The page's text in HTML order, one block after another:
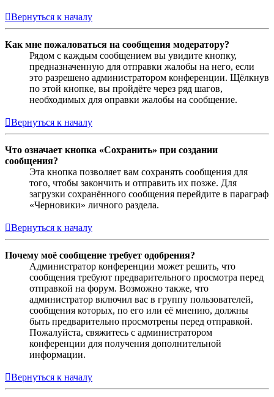
Вернуться к началу
Как мне пожаловаться на сообщения модератору?
Рядом с каждым сообщением вы увидите кнопку,
предназначенную для отправки жалобы на него, если
это разрешено администратором конференции. Щёлкнув
по этой кнопке, вы пройдёте через ряд шагов,
необходимых для оправки жалобы на сообщение.
Вернуться к началу
Что означает кнопка «Сохранить» при создании
сообщения?
Эта кнопка позволяет вам сохранять сообщения для
того, чтобы закончить и отправить их позже. Для
загрузки сохранённого сообщения перейдите в параграф
«Черновики» личного раздела.
Вернуться к началу
Почему моё сообщение требует одобрения?
Администратор конференции может решить, что
сообщения требуют предварительного просмотра перед
отправкой на форум. Возможно также, что
администратор включил вас в группу пользователей,
сообщения которых, по его или её мнению, должны
быть предварительно просмотрены перед отправкой.
Пожалуйста, свяжитесь с администратором
конференции для получения дополнительной
информации.
Вернуться к началу